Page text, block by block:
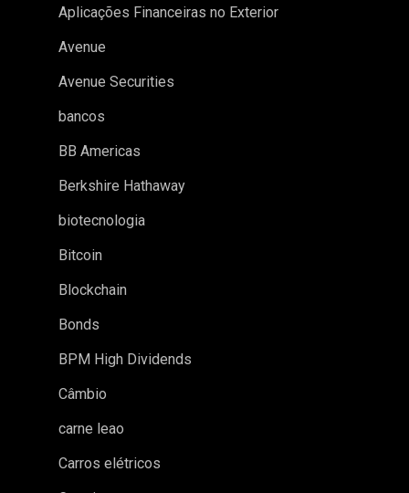
Aplicações Financeiras no Exterior
Avenue
Avenue Securities
bancos
BB Americas
Berkshire Hathaway
biotecnologia
Bitcoin
Blockchain
Bonds
BPM High Dividends
Câmbio
carne leao
Carros elétricos